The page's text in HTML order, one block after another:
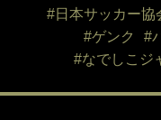
#日本サッカー協
#ゲンク
#
#なでしこジ